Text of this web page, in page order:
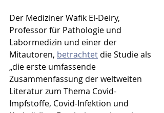
Der Mediziner Wafik El-Deiry,
Professor für Pathologie und
Labormedizin und einer der
Mitautoren, betrachtet die Studie als
„die erste umfassende
Zusammenfassung der weltweiten
Literatur zum Thema Covid-
Impfstoffe, Covid-Infektion und